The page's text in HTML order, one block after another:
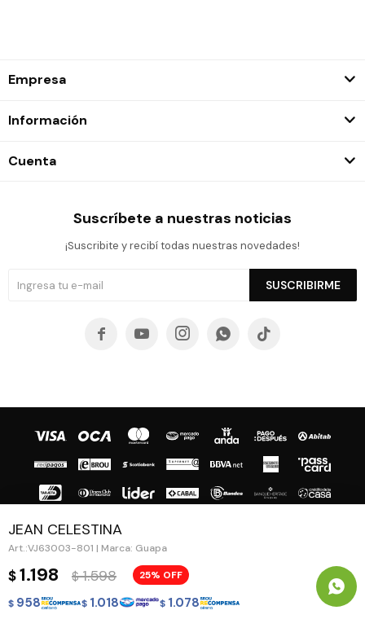
JEAN CELESTINA
VJ63003-801 | Marca: Guapa
$1.198 $ 1.598 25
$ 958 $ 1.018 $ 1.078
Empresa
Información
Cuenta
Suscríbete a nuestras noticias
¡Suscribite y recibí todas nuestras novedades!
SUSCRIBIRME
    